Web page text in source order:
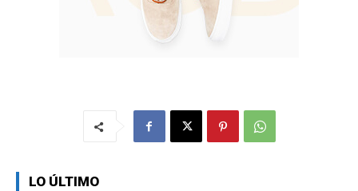
LO ÚLTIMO